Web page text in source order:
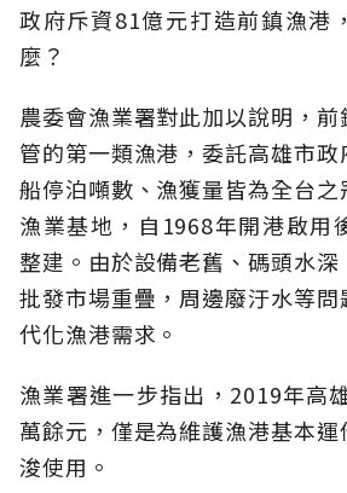
政府斥資81億元打造前鎮漁港
麼？
農委會漁業署對此加以說明，
管的第一類漁港，委託高雄市
船停泊噸數、漁獲量皆為全台
漁業基地，自1968年開港啟用
整建。由於設備老舊、碼頭水
批發市場重疊，周邊廢汙水等
代化漁港需求。
漁業署進一步指出，2019年高
萬餘元，僅是為維護漁港基本
浚使用。